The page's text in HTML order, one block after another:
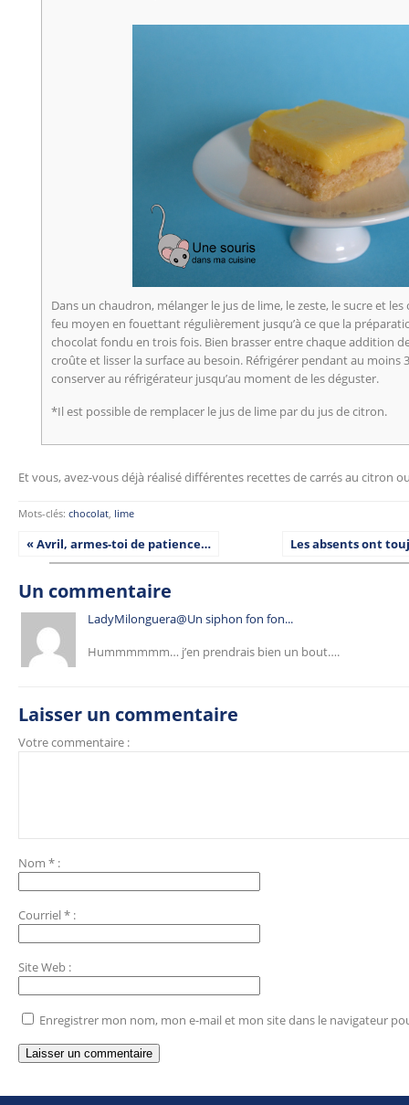
Dans un chaudron, mélanger le jus de lime, le zeste, le sucre et
feu moyen en fouettant régulièrement jusqu’à ce que la
chocolat fondu en trois fois. Bien brasser entre chaque addition
croûte et lisser la surface au besoin. Réfrigérer pendant au moins
conserver au réfrigérateur jusqu’au moment de les déguster.
*Il est possible de remplacer le jus de lime par du jus de citron.
Et vous, avez-vous déjà réalisé différentes recettes de carrés au citron
Mots-clés: chocolat, lime
« Avril, armes-toi de patience… Les absents ont
Un commentaire
LadyMilonguera@Un siphon fon fon...
Hummmmmm… j’en prendrais bien un bout….
Laisser un commentaire
Votre commentaire :
Nom * :
Courriel * :
Site Web :
Enregistrer mon nom, mon e-mail et mon site dans le navigateur